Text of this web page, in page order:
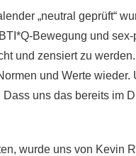
„neutral geprüft“
Bewegung und
und zensiert zu
und Werte
uns das bereits im
wurde uns von Kevin